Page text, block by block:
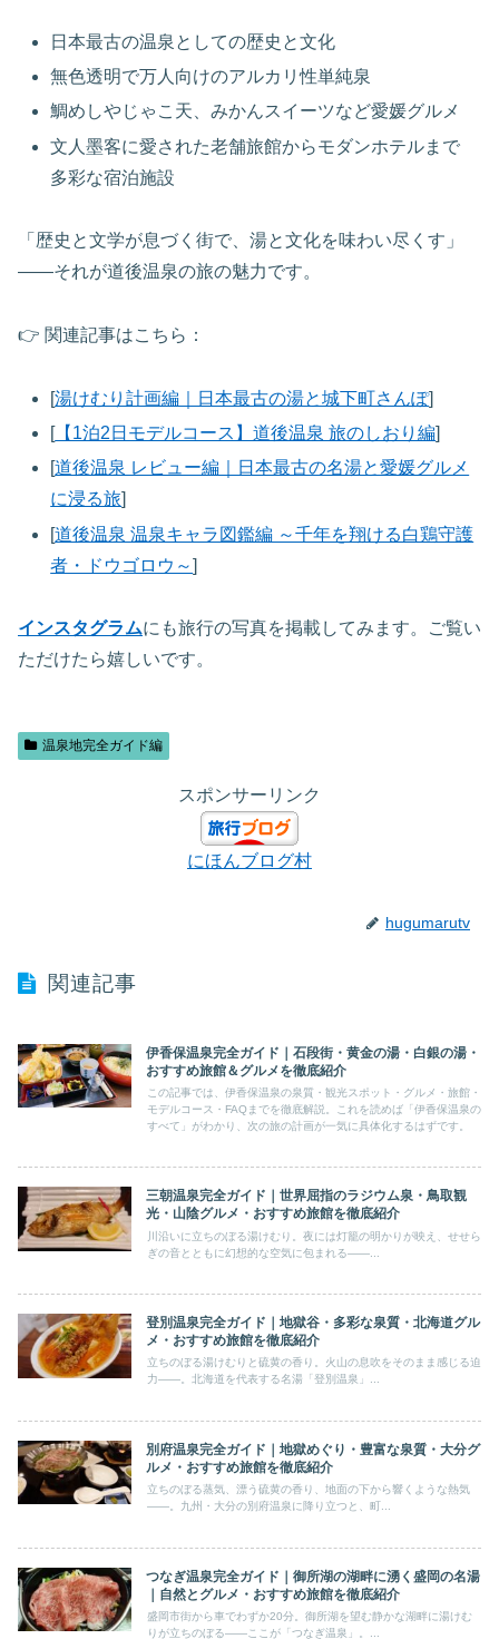
日本最古の温泉としての歴史と文化
無色透明で万人向けのアルカリ性単純泉
鯛めしやじゃこ天、みかんスイーツなど愛媛グルメ
文人墨客に愛された老舗旅館からモダンホテルまで
多彩な宿泊施設
「歴史と文学が息づく街で、湯と文化を味わい尽くす」
――それが道後温泉の旅の魅力です。
👉 関連記事はこちら：
[湯けむり計画編｜日本最古の湯と城下町さんぽ]
[【1泊2日モデルコース】道後温泉 旅のしおり編]
[道後温泉 レビュー編｜日本最古の名湯と愛媛グルメ
に浸る旅]
[道後温泉 温泉キャラ図鑑編 ～千年を翔ける白鶏守護
者・ドウゴロウ～]
インスタグラムにも旅行の写真を掲載してみます。ご覧い
ただけたら嬉しいです。
温泉地完全ガイド編
スポンサーリンク
にほんブログ村
hugumarutv
関連記事
伊香保温泉完全ガイド｜石段街・黄金の湯・白銀の湯・
おすすめ旅館＆グルメを徹底紹介
この記事では、伊香保温泉の泉質・観光スポット・グルメ・旅館・
モデルコース・FAQまでを徹底解説。これを読めば「伊香保温泉の
すべて」がわかり、次の旅の計画が一気に具体化するはずです。
三朝温泉完全ガイド｜世界屈指のラジウム泉・鳥取観
光・山陰グルメ・おすすめ旅館を徹底紹介
川沿いに立ちのぼる湯けむり。夜には灯籠の明かりが映え、せせら
ぎの音とともに幻想的な空気に包まれる――...
登別温泉完全ガイド｜地獄谷・多彩な泉質・北海道グル
メ・おすすめ旅館を徹底紹介
立ちのぼる湯けむりと硫黄の香り。火山の息吹をそのまま感じる迫
力――。北海道を代表する名湯「登別温泉」...
別府温泉完全ガイド｜地獄めぐり・豊富な泉質・大分グ
ルメ・おすすめ旅館を徹底紹介
立ちのぼる蒸気、漂う硫黄の香り、地面の下から響くような熱気
――。九州・大分の別府温泉に降り立つと、町...
つなぎ温泉完全ガイド｜御所湖の湖畔に湧く盛岡の名湯
｜自然とグルメ・おすすめ旅館を徹底紹介
盛岡市街から車でわずか20分。御所湖を望む静かな湖畔に湯けむ
りが立ちのぼる――ここが「つなぎ温泉」。...